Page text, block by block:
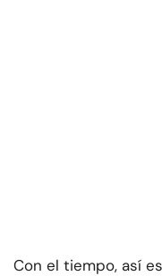
Con el tiempo, así